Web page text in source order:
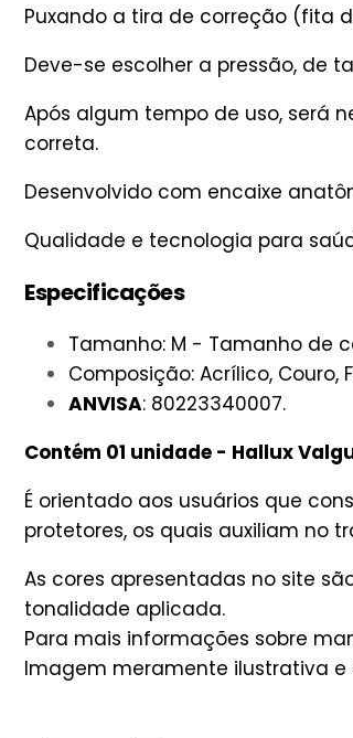
Puxando a tira de correção (fita
Deve-se escolher a pressão, de
Após algum tempo de uso, será
correta.
Desenvolvido com encaixe
Qualidade e tecnologia para
Especificações
Tamanho: M - Tamanho de
Composição: Acrílico, Couro,
ANVISA: 80223340007.
Contém 01 unidade - Hallux
É orientado aos usuários que
protetores, os quais auxiliam no
As cores apresentadas no site
tonalidade aplicada.
Para mais informações sobre
Imagem meramente ilustrativa